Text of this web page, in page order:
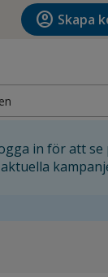
account_circle Skapa
in för att